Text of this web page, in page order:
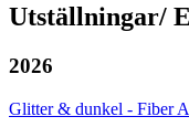
Utställningar/
2026
Glitter & dunkel - Fiber